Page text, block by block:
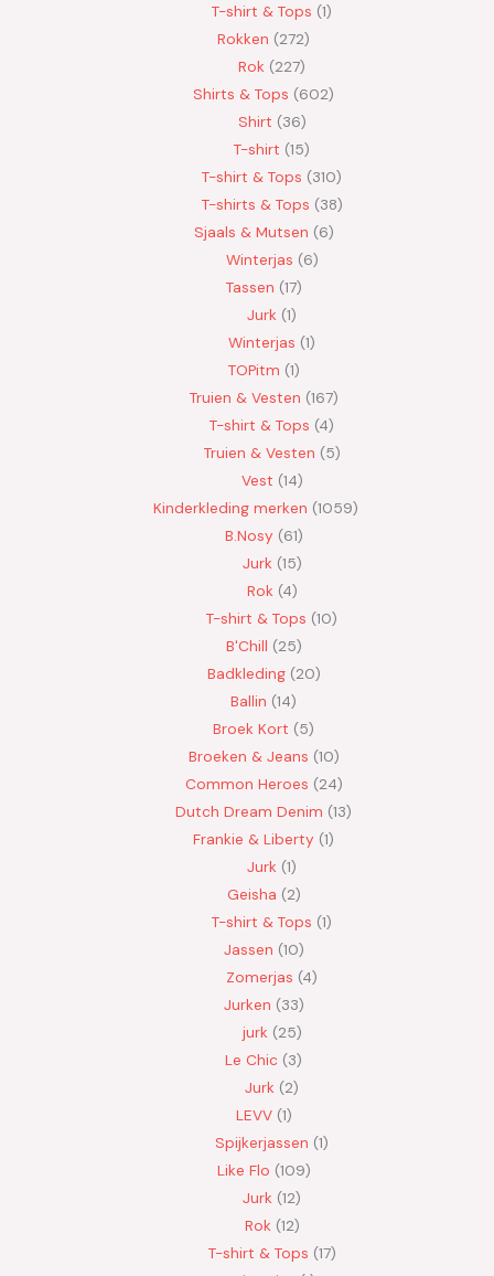
T-shirt & Tops 1
Rokken 272
Rok 227
Shirts & Tops 602
Shirt 36
T-shirt 15
T-shirt & Tops 310
T-shirts & Tops 38
Sjaals & Mutsen 6
Winterjas 6
Tassen 17
Jurk 1
Winterjas 1
TOPitm 1
Truien & Vesten 167
T-shirt & Tops 4
Truien & Vesten 5
Vest 14
Kinderkleding merken 1059
B.Nosy 61
Jurk 15
Rok 4
T-shirt & Tops 10
B'Chill 25
Badkleding 20
Ballin 14
Broek Kort 5
Broeken & Jeans 10
Common Heroes 24
Dutch Dream Denim 13
Frankie & Liberty 1
Jurk 1
Geisha 2
T-shirt & Tops 1
Jassen 10
Zomerjas 4
Jurken 33
jurk 25
Le Chic 3
Jurk 2
LEVV 1
Spijkerjassen 1
Like Flo 109
Jurk 12
Rok 12
T-shirt & Tops 17